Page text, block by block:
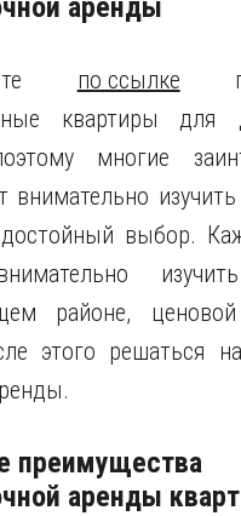
аренды
по ссылке
квартиры для
многие
внимательно
выбор.
районе,
этого решаться
преимущества
аренды